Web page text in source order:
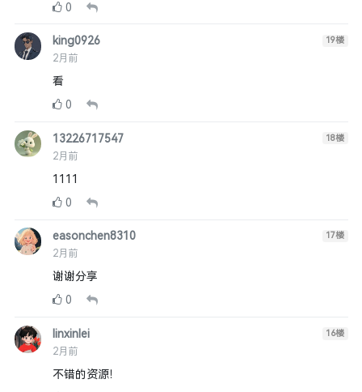
0
king0926
2月前
19楼
看
0
13226717547
2月前
18楼
1111
0
easonchen8310
2月前
17楼
谢谢分享
0
linxinlei
2月前
16楼
不错的资源！